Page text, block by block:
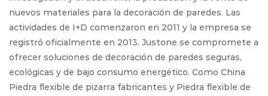
nuevos materiales para la decoración de paredes. Las
actividades de I+D comenzaron en 2011 y la empresa se
registró oficialmente en 2013. Justone se compromete a
ofrecer soluciones de decoración de paredes seguras,
ecológicas y de bajo consumo energético. Como China
Piedra flexible de pizarra fabricantes y Piedra flexible de